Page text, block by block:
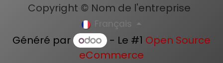
Copyright © Nom de l'entreprise
Français
Généré par - Le #1 Open Source
eCommerce